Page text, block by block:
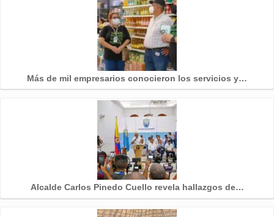
Más de mil empresarios conocieron los servicios y…
Alcalde Carlos Pinedo Cuello revela hallazgos de…